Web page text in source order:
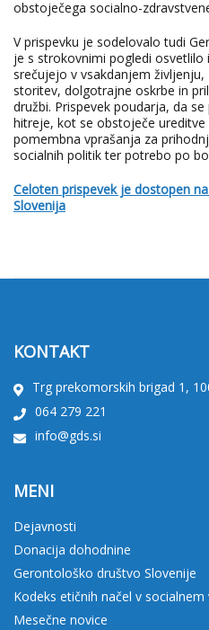
obstoječega socialno-
V prispevku je sodelovalo tudi
je s strokovnimi pogledi osvetlilo
srečujejo v vsakdanjem
storitev, dolgotrajne oskrbe in
družbi. Prispevek poudarja, da
hitreje, kot se obstoječe
pomembna vprašanja za
socialnih politik ter potrebo po
Celoten prispevek je dostopen
Slovenija
KONTAKT
Trg prekomorskih brigad 1,
064 279 221
info@gds.si
MENI
Dejavnosti
Donacija dohodnine
Gerontološko društvo Slovenije
Kodeks etičnih načel v socialnem
Mesečne novice